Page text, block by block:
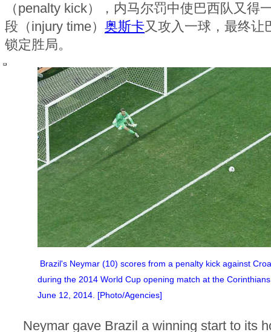
（penalty kick），内马尔罚中使巴西队又得
段（injury time） 奥斯卡又攻入一球，最终让
锁定胜局。
Brazil's Neymar (10) scores from a penalty kick against
during the 2014 World Cup opening match at the
June 12, 2014. [Photo/Agencies]
Neymar gave Brazil a winning start to its